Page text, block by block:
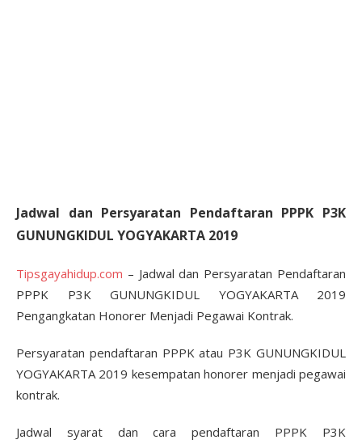
Jadwal dan Persyaratan Pendaftaran PPPK P3K
GUNUNGKIDUL YOGYAKARTA 2019
Tipsgayahidup.com – Jadwal dan Persyaratan Pendaftaran
PPPK P3K GUNUNGKIDUL YOGYAKARTA 2019
Pengangkatan Honorer Menjadi Pegawai Kontrak.
Persyaratan pendaftaran PPPK atau P3K GUNUNGKIDUL
YOGYAKARTA 2019 kesempatan honorer menjadi pegawai
kontrak.
Jadwal syarat dan cara pendaftaran PPPK P3K